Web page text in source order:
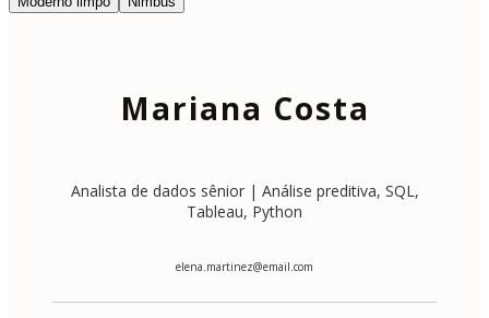
Mariana Costa
Analista de dados sênior | Análise preditiva, SQL,
Tableau, Python
elena.martinez@email.com